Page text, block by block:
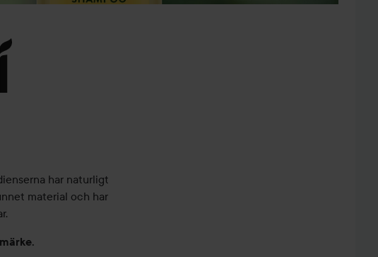
har naturligt
material och har